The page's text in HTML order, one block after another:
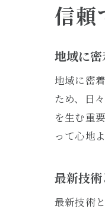
信頼
地域に
地域に密
ため、日
を生む重
って心地
最新技
最新技術